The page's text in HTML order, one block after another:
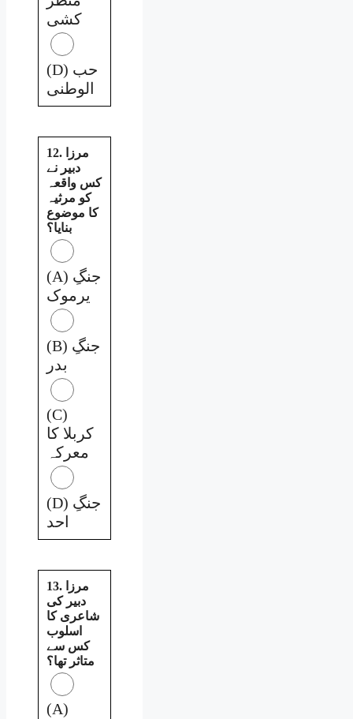
کشی
(D) حب
الوطنی
12. مرزا
دبیر نے
کس واقعہ
کو مرثیہ
کا موضوع
بنایا؟
(A) جنگِ
یرموک
(B) جنگِ
بدر
(C)
کربلا کا
معرکہ
(D) جنگِ
احد
13. مرزا
دبیر کی
شاعری کا
اسلوب
کس سے
متاثر تھا؟
(A)